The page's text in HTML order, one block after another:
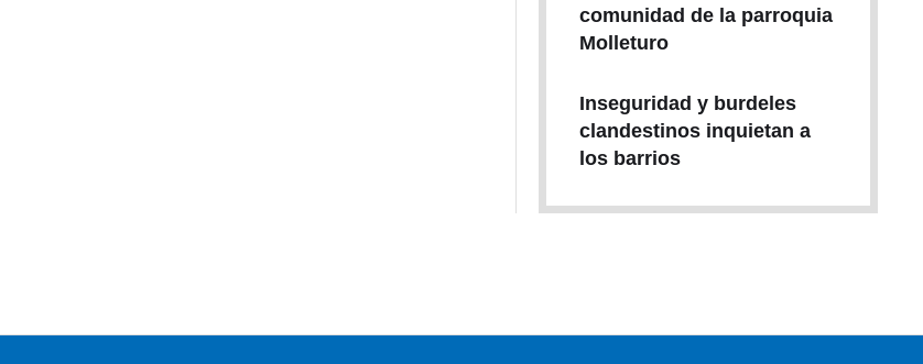
comunidad de la parroquia
Molleturo
Inseguridad y burdeles
clandestinos inquietan a
los barrios